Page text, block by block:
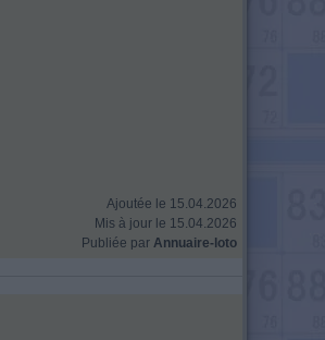
Ajoutée le 15.04.2026
Mis à jour le 15.04.2026
Publiée par Annuaire-loto